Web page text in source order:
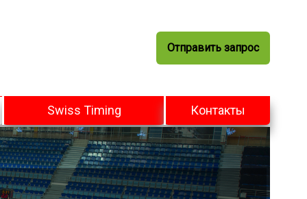
Отправить запрос
Swiss Timing Контакты